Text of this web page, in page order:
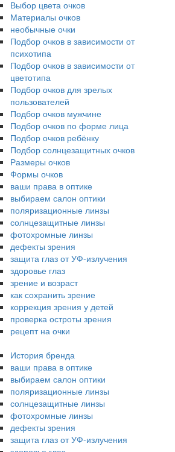
Выбор цвета очков
Материалы очков
необычные очки
Подбор очков в зависимости от
психотипа
Подбор очков в зависимости от
цветотипа
Подбор очков для зрелых
пользователей
Подбор очков мужчине
Подбор очков по форме лица
Подбор очков ребёнку
Подбор солнцезащитных очков
Размеры очков
Формы очков
ваши права в оптике
выбираем салон оптики
поляризационные линзы
солнцезащитные линзы
фотохромные линзы
дефекты зрения
защита глаз от УФ-излучения
здоровье глаз
зрение и возраст
как сохранить зрение
коррекция зрения у детей
проверка остроты зрения
рецепт на очки
История бренда
ваши права в оптике
выбираем салон оптики
поляризационные линзы
солнцезащитные линзы
фотохромные линзы
дефекты зрения
защита глаз от УФ-излучения